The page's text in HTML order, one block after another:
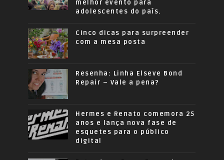
melhor evento para
adolescentes do país.
Cinco dicas para surpreender
com a mesa posta
Resenha: Linha Elseve Bond
Repair – Vale a pena?
Hermes e Renato comemora 25
anos e lança nova fase de
esquetes para o público
digital